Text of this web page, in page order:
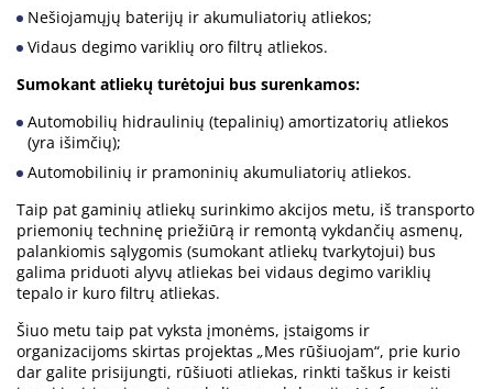
Nešiojamųjų baterijų ir akumuliatorių atliekos;
Vidaus degimo variklių oro filtrų atliekos.
Sumokant atliekų turėtojui bus surenkamos:
Automobilių hidraulinių (tepalinių) amortizatorių atliekos
(yra išimčių);
Automobilinių ir pramoninių akumuliatorių atliekos.
Taip pat gaminių atliekų surinkimo akcijos metu, iš transporto
priemonių techninę priežiūrą ir remontą vykdančių asmenų,
palankiomis sąlygomis (sumokant atliekų tvarkytojui) bus
galima priduoti alyvų atliekas bei vidaus degimo variklių
tepalo ir kuro filtrų atliekas.
Šiuo metu taip pat vyksta įmonėms, įstaigoms ir
organizacijoms skirtas projektas „Mes rūšiuojam“, prie kurio
dar galite prisijungti, rūšiuoti atliekas, rinkti taškus ir keisti